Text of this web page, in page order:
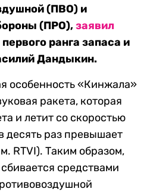
(ПВО) и
(ПРО),заявил
ранга запаса и
Дандыкин.
особенность «Кинжала»
ракета, которая
и летит со скоростью
десять раз превышает
RTVI). Таким образом,
средствами